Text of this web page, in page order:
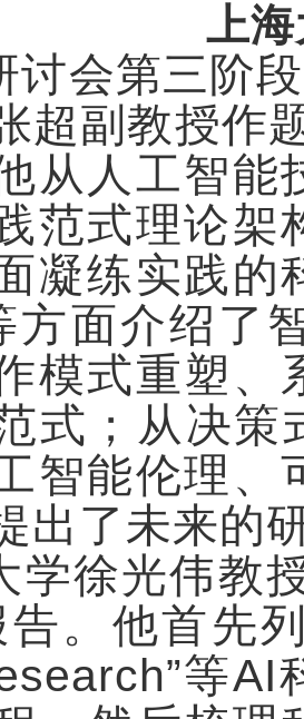
上
讨会第三阶
超副教授作
从人工智能
范式理论架
凝练实践的
方面介绍了
模式重塑、
式；从决策
智能伦理、
出了未来的
学徐光伟教
告。他首先
等